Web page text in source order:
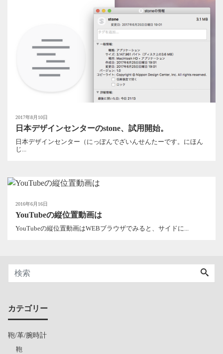
2017年8月10日
日本デザインセンターのstone、試用開始。
日本デザインセンター（にっぽんでざいんせんたーです。にほん
じ...
2016年6月16日
YouTubeの縦位置動画は
YouTubeの縦位置動画はWEBブラウザでみると、サイドに...
カテゴリー
鞄/革/腕時計
鞄